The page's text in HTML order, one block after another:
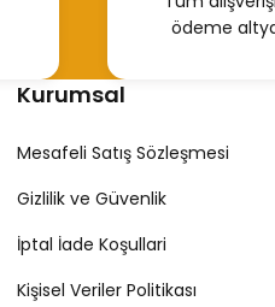
ödeme
Kurumsal
Mesafeli Satış Sözleşmesi
Gizlilik ve Güvenlik
İptal İade Koşullari
Kişisel Veriler Politikası